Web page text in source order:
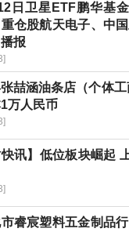
日卫星ETF鹏华基
仓股航天电子、中
报
喆涵油条店（个体
万人民币
快讯】低位板块崛起
睿宸塑料五金制品行